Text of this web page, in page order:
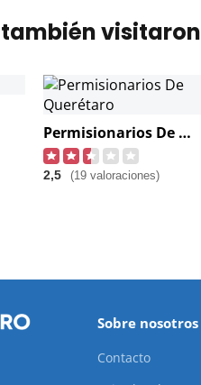
también visitaron
Permisionarios De Querétaro
2,5 (19 valoraciones)
Sobre nosotros
Contacto